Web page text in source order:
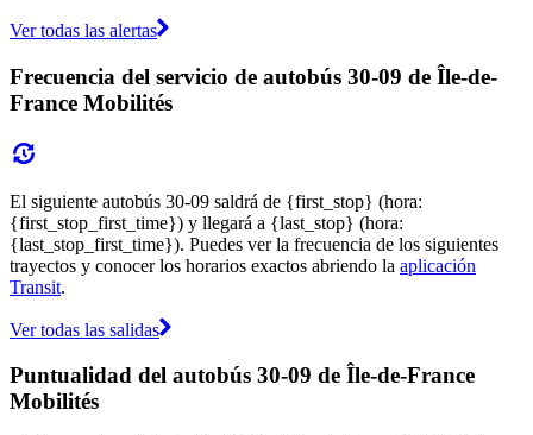
Ver todas las alertas
Frecuencia del servicio de autobús 30-09 de Île-de-
France Mobilités
El siguiente autobús 30-09 saldrá de {first_stop} (hora:
{first_stop_first_time}) y llegará a {last_stop} (hora:
{last_stop_first_time}). Puedes ver la frecuencia de los siguientes
trayectos y conocer los horarios exactos abriendo la aplicación
Transit.
Ver todas las salidas
Puntualidad del autobús 30-09 de Île-de-France
Mobilités